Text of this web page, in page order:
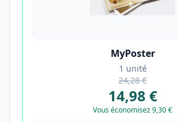
MyPoster
1 unité
24,28 €
14,98 €
Vous économisez 9,30 €